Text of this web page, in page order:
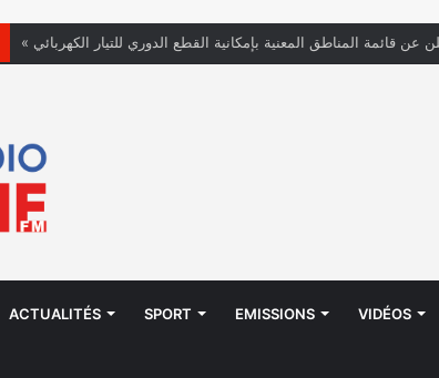
عن قائمة المناطق المعنية بإمكانية القطع الدوري للتيار الكهربائي
ACTUALITÉS SPORT EMISSIONS VIDÉOS